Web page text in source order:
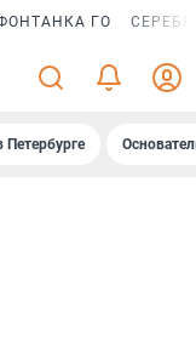
ГО
Петербурге